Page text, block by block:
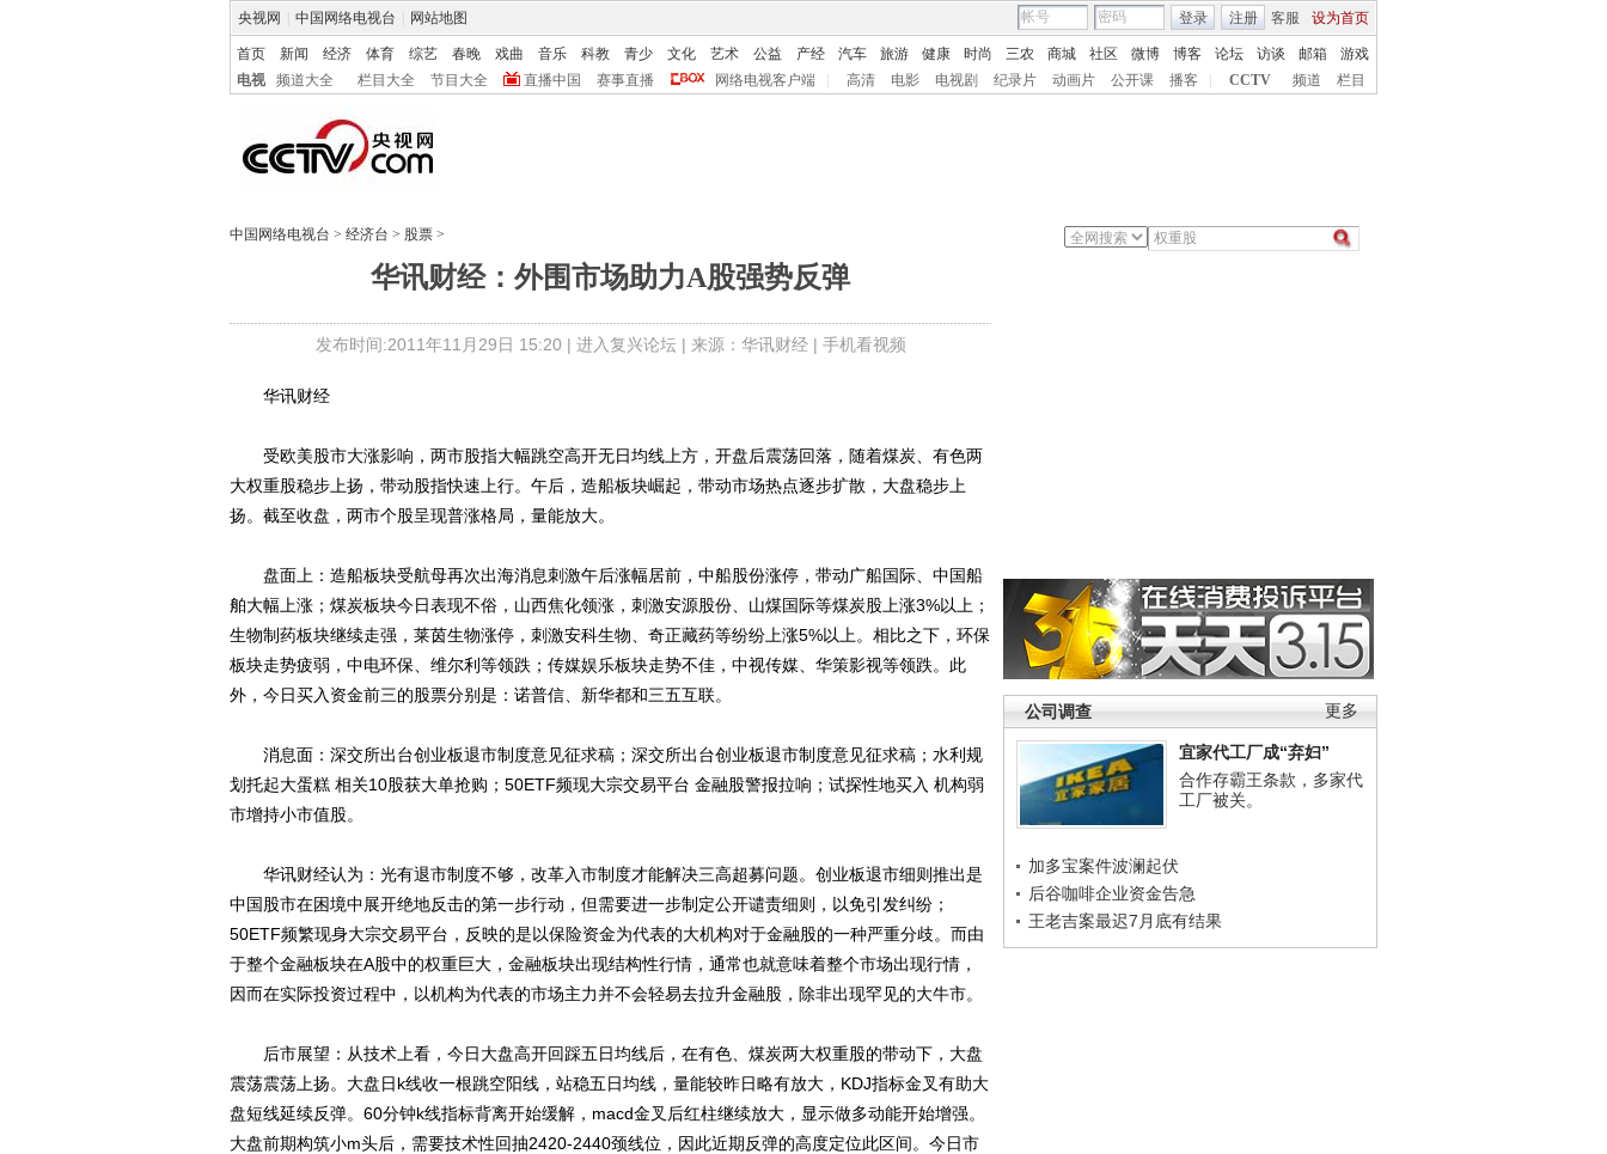
央视网 中国网络电视台 网站地图 客服 设为首页
登录 注册
首页 新闻 经济 体育 综艺 春晚 戏曲 音乐 科教 青少 文化 艺术 公益 产经 汽车 旅游 健康 时尚 三农 商城 社区 微博 博客 论坛 访谈 邮箱
游戏
电视
频道大全 栏目大全 节目大全 直播中国 赛事直播 网络电视客户端 高清 电影 电视剧 纪录片 动画片 公开课 播客 CCTV 频道 栏目
中国网络电视台 > 经济台 > 股票 >
华讯财经：外围市场助力A股强势反弹
发布时间:2011年11月29日 15:20 | 进入复兴论坛| 来源：华讯财经 | 手机看视频
更多
公司调查
宜家代工厂成“弃妇”
合作存霸王条款，多家代
工厂被关。
加多宝案件波澜起伏
后谷咖啡企业资金告急
王老吉案最迟7月底有结果
华讯财经
受欧美股市大涨影响，两市股指大幅跳空高开无日均线上方，开盘后震荡回落，随着煤炭、有色两
大权重股稳步上扬，带动股指快速上行。午后，造船板块崛起，带动市场热点逐步扩散，大盘稳步上
扬。截至收盘，两市个股呈现普涨格局，量能放大。
盘面上：造船板块受航母再次出海消息刺激午后涨幅居前，中船股份涨停，带动广船国际、中国船
舶大幅上涨；煤炭板块今日表现不俗，山西焦化领涨，刺激安源股份、山煤国际等煤炭股上涨3%以上；
生物制药板块继续走强，莱茵生物涨停，刺激安科生物、奇正藏药等纷纷上涨5%以上。相比之下，环保
板块走势疲弱，中电环保、维尔利等领跌；传媒娱乐板块走势不佳，中视传媒、华策影视等领跌。此
外，今日买入资金前三的股票分别是：诺普信、新华都和三五互联。
消息面：深交所出台创业板退市制度意见征求稿；深交所出台创业板退市制度意见征求稿；水利规
划托起大蛋糕 相关10股获大单抢购；50ETF频现大宗交易平台 金融股警报拉响；试探性地买入 机构弱
市增持小市值股。
华讯财经认为：光有退市制度不够，改革入市制度才能解决三高超募问题。创业板退市细则推出是
中国股市在困境中展开绝地反击的第一步行动，但需要进一步制定公开谴责细则，以免引发纠纷；
50ETF频繁现身大宗交易平台，反映的是以保险资金为代表的大机构对于金融股的一种严重分歧。而由
于整个金融板块在A股中的权重巨大，金融板块出现结构性行情，通常也就意味着整个市场出现行情，
因而在实际投资过程中，以机构为代表的市场主力并不会轻易去拉升金融股，除非出现罕见的大牛市。
后市展望：从技术上看，今日大盘高开回踩五日均线后，在有色、煤炭两大权重股的带动下，大盘
震荡震荡上扬。大盘日k线收一根跳空阳线，站稳五日均线，量能较昨日略有放大，KDJ指标金叉有助大
盘短线延续反弹。60分钟k线指标背离开始缓解，macd金叉后红柱继续放大，显示做多动能开始增强。
大盘前期构筑小m头后，需要技术性回抽2420-2440颈线位，因此近期反弹的高度定位此区间。今日市